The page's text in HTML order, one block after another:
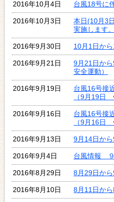
2016年10月4日 台風18号に
2016年10月3日
本日(10月3
実施します。
2016年9月30日 10月1日か
2016年9月21日
9月21日か
安全運動）
2016年9月19日
台風16号接
（9月19日
2016年9月16日
台風16号接
（9月16日
2016年9月13日 9月14日か
2016年9月4日 台風情報
2016年8月29日 8月29日か
2016年8月10日 8月11日か